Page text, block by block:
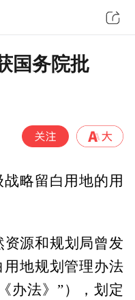
国务院批
略留白用地的用
资源和规划局曾发
地规划管理办法
办法》”），划定